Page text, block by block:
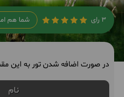
3 رای شما هم
در صورت اضافه شدن تور به این
نام